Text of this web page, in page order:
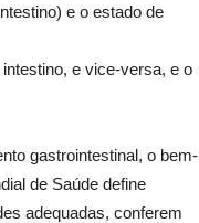
e o estado de
e vice-versa, e o
gastrointestinal, o bem-
de Saúde define
adequadas, conferem